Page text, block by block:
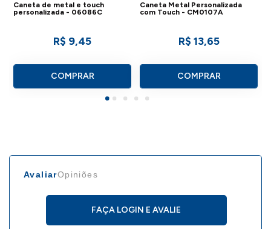
Caneta de metal e touch
personalizada - 06086C
R$ 9,45
COMPRAR
Caneta Metal Personalizada
com Touch - CM0107A
R$ 13,65
COMPRAR
AvaliarOpiniões
FAÇA LOGIN E AVALIE